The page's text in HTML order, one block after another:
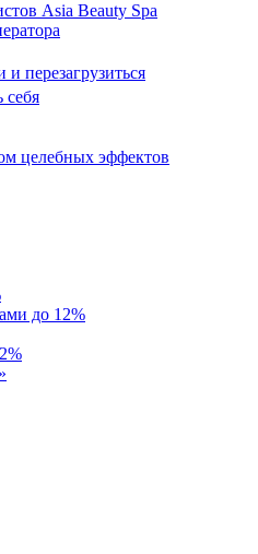
Asia Beauty Spa
перезагрузиться
себя
целебных эффектов
до 12%